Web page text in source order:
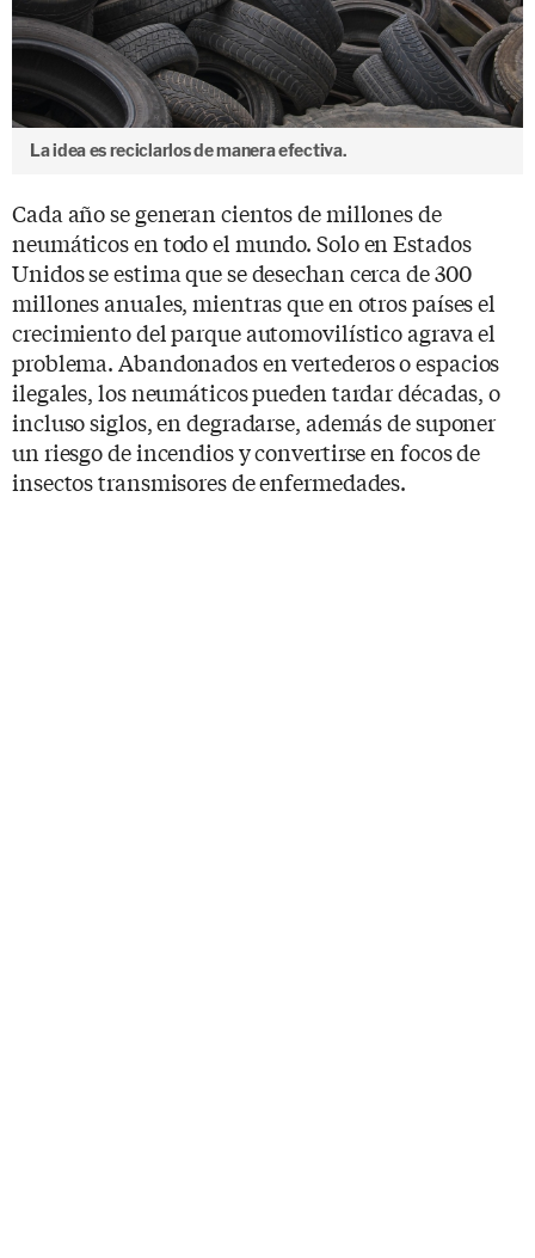
La idea es reciclarlos de manera efectiva.
Cada año se generan cientos de millones de
neumáticos en todo el mundo. Solo en Estados
Unidos se estima que se desechan cerca de 300
millones anuales, mientras que en otros países el
crecimiento del parque automovilístico agrava el
problema. Abandonados en vertederos o espacios
ilegales, los neumáticos pueden tardar décadas, o
incluso siglos, en degradarse, además de suponer
un riesgo de incendios y convertirse en focos de
insectos transmisores de enfermedades.